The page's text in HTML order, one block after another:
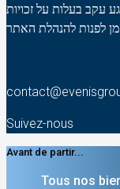
עקב בעלות על זכויות
לפנות להנהלת האתר
Suivez-nous
Avant de partir...
Tous nos